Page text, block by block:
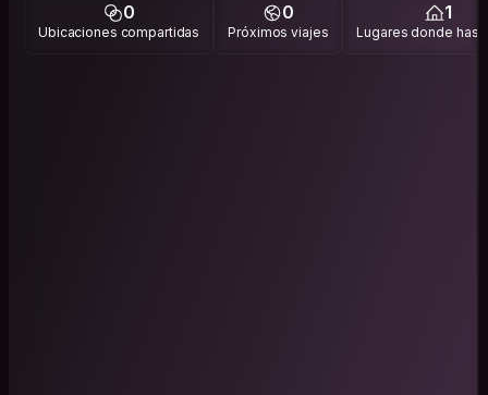
0
Ubicaciones compartidas
0
Próximos viajes
1
Lugares donde has